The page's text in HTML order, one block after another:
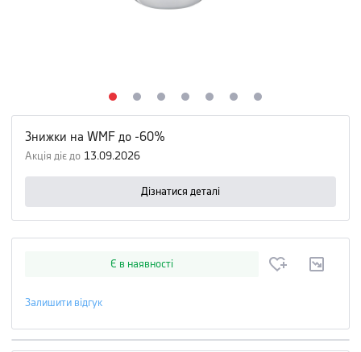
Знижки на WMF до -60%
Акція діє до 13.09.2026
Дізнатися деталі
Є в наявності
Залишити відгук